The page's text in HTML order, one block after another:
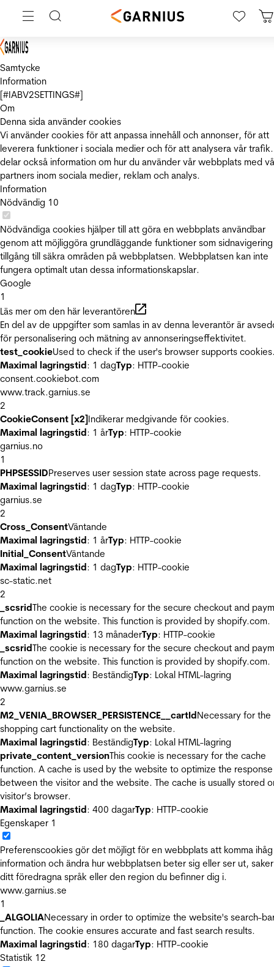
Samtycke
Information
[#IABV2SETTINGS#]
Om
Denna sida använder cookies
Vi använder cookies för att anpassa innehåll och annonser, för att
leverera funktioner i sociala medier och för att analysera vår
delar också information om hur du använder vår webbplats med
partners inom sociala medier, reklam och analys.
Information
Nödvändig 10
Nödvändiga cookies hjälper till att göra en webbplats användbar
genom att möjliggöra grundläggande funktioner som
tillgång till säkra områden på webbplatsen. Webbplatsen kan inte
fungera optimalt utan dessa informationskapslar.
Google
1
Läs mer om den här leverantören
En del av de uppgifter som samlas in av denna leverantör är
för personalisering och mätning av annonseringseffektivitet.
test_cookieUsed to check if the user's browser supports
Maximal lagringstid: 1 dagTyp: HTTP-cookie
consent.cookiebot.com
www.track.garnius.se
2
CookieConsent [x2]Indikerar medgivande för cookies.
Maximal lagringstid: 1 årTyp: HTTP-cookie
garnius.no
1
PHPSESSIDPreserves user session state across page requests.
Maximal lagringstid: 1 dagTyp: HTTP-cookie
garnius.se
2
Cross_ConsentVäntande
Maximal lagringstid: 1 årTyp: HTTP-cookie
Initial_ConsentVäntande
Maximal lagringstid: 1 dagTyp: HTTP-cookie
sc-static.net
2
_scsridThe cookie is necessary for the secure checkout and
function on the website. This function is provided by shopify.com.
Maximal lagringstid: 13 månaderTyp: HTTP-cookie
_scsridThe cookie is necessary for the secure checkout and
function on the website. This function is provided by shopify.com.
Maximal lagringstid: BeständigTyp: Lokal HTML-lagring
www.garnius.se
2
M2_VENIA_BROWSER_PERSISTENCE__cartIdNecessary for the
shopping cart functionality on the website.
Maximal lagringstid: BeständigTyp: Lokal HTML-lagring
private_content_versionThis cookie is necessary for the cache
function. A cache is used by the website to optimize the
between the visitor and the website. The cache is usually stored
visitor’s browser.
Maximal lagringstid: 400 dagarTyp: HTTP-cookie
Egenskaper 1
Preferenscookies gör det möjligt för en webbplats att komma ihåg
information och ändra hur webbplatsen beter sig eller ser ut,
ditt föredragna språk eller den region du befinner dig i.
www.garnius.se
1
_ALGOLIANecessary in order to optimize the website's search-
function. The cookie ensures accurate and fast search results.
Maximal lagringstid: 180 dagarTyp: HTTP-cookie
Statistik 12